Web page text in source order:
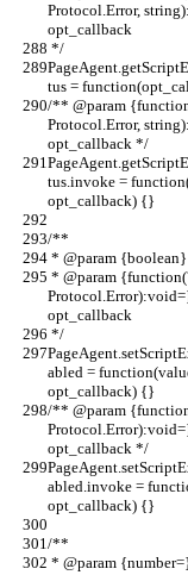
Protocol.Error,
opt_callback
*/
tus =
/** @param
Protocol.Error,
opt_callback */
tus.invoke =
opt_callback) {}
/**
* @param
opt_callback
*/
abled =
opt_callback) {}
/** @param
opt_callback */
abled.invoke =
opt_callback) {}
/**